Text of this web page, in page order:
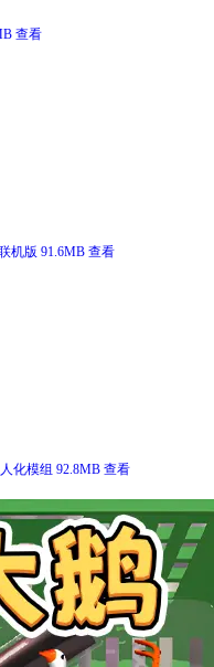
查看
机版 91.6MB 查看
化模组 92.8MB 查看